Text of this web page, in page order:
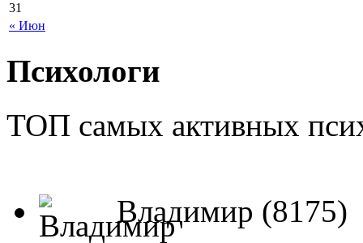
« Июн
31
Психологи
ТОП самых активных
Владимир (8175)